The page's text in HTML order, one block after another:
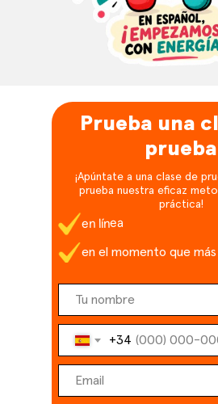
Prueba una
prueba
¡Apúntate a una clase de
prueba nuestra eficaz
práctica!
en línea
en el momento que
+34